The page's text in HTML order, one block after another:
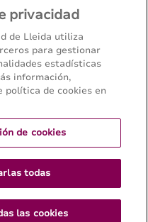
privacidad
de Lleida utiliza
para gestionar
estadísticas
información,
política de cookies en
de cookies
todas
las cookies